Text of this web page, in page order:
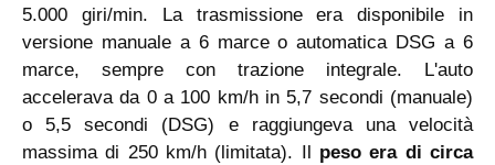
5.000 giri/min. La trasmissione era disponibile in
versione manuale a 6 marce o automatica DSG a 6
marce, sempre con trazione integrale. L'auto
accelerava da 0 a 100 km/h in 5,7 secondi (manuale)
o 5,5 secondi (DSG) e raggiungeva una velocità
massima di 250 km/h (limitata). Il peso era di circa